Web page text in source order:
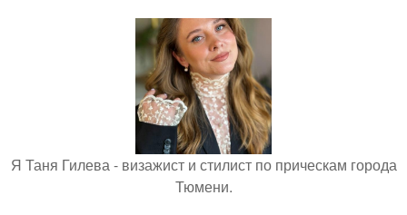
Я Таня Гилева - визажист и стилист по прическам города
Тюмени.